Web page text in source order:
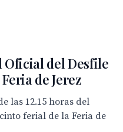
Oficial del Desfile
de Jerez
las 12.15 horas del
ferial de la Feria de